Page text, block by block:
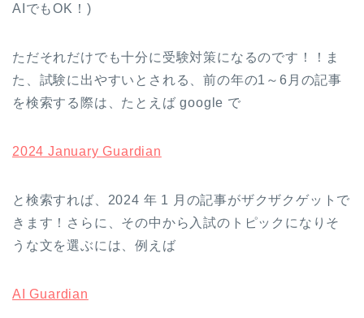
AIでもOK！)
ただそれだけでも十分に受験対策になるのです！！ま
た、試験に出やすいとされる、前の年の1～6月の記事
を検索する際は、たとえば google で
2024 January Guardian
と検索すれば、2024 年 1 月の記事がザクザクゲットで
きます！さらに、その中から入試のトピックになりそ
うな文を選ぶには、例えば
AI Guardian